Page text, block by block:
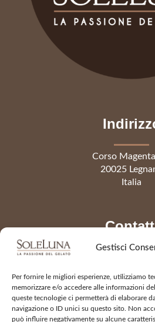
Gestisci
Per fornire le migliori esperienze, utilizziamo
memorizzare e/o accedere alle informazioni
queste tecnologie ci permetterà di elaborare
navigazione o ID unici su questo sito. Non
può influire negativamente su alcune
Corso
20025
Italia
0331 441541